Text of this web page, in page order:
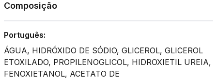
Composição
Português:
ÁGUA, HIDRÓXIDO DE SÓDIO, GLICEROL, GLICEROL
ETOXILADO, PROPILENOGLICOL, HIDROXIETIL UREIA,
FENOXIETANOL, ACETATO DE